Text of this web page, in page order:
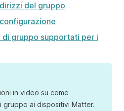
del gruppo
gruppo supportati per i
in video su come
gruppo ai dispositivi Matter.